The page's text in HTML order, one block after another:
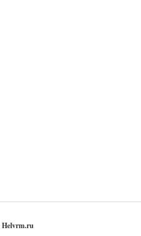
Helvrm.ru